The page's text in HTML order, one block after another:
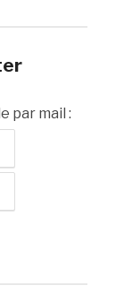
par mail :